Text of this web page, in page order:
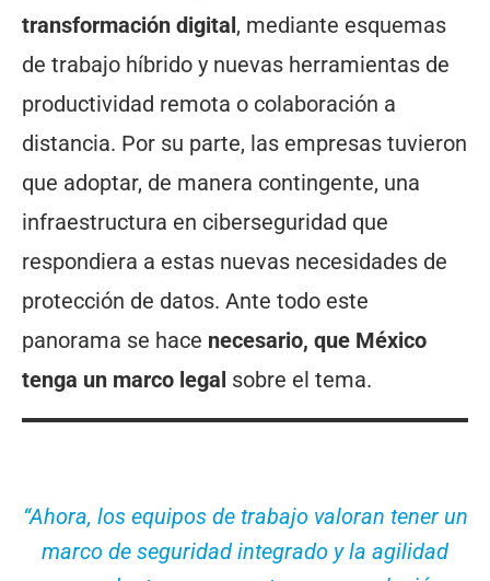
transformación digital, mediante esquemas
de trabajo híbrido y nuevas herramientas de
productividad remota o colaboración a
distancia. Por su parte, las empresas tuvieron
que adoptar, de manera contingente, una
infraestructura en ciberseguridad que
respondiera a estas nuevas necesidades de
protección de datos. Ante todo este
panorama se hace necesario, que México
tenga un marco legal sobre el tema.
“Ahora, los equipos de trabajo valoran tener un
marco de seguridad integrado y la agilidad